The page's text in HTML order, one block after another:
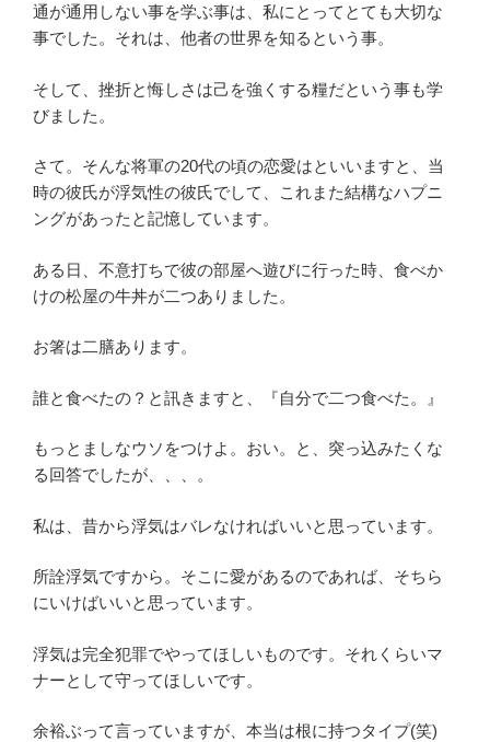
通が通用しない事を学ぶ事は、私にとってとても大切な
事でした。それは、他者の世界を知るという事。
そして、挫折と悔しさは己を強くする糧だという事も学
びました。
さて。そんな将軍の20代の頃の恋愛はといいますと、当
時の彼氏が浮気性の彼氏でして、これまた結構なハプニ
ングがあったと記憶しています。
ある日、不意打ちで彼の部屋へ遊びに行った時、食べか
けの松屋の牛丼が二つありました。
お箸は二膳あります。
誰と食べたの？と訊きますと、『自分で二つ食べた。』
もっとましなウソをつけよ。おい。と、突っ込みたくな
る回答でしたが、、、。
私は、昔から浮気はバレなければいいと思っています。
所詮浮気ですから。そこに愛があるのであれば、そちら
にいけばいいと思っています。
浮気は完全犯罪でやってほしいものです。それくらいマ
ナーとして守ってほしいです。
余裕ぶって言っていますが、本当は根に持つタイプ(笑)